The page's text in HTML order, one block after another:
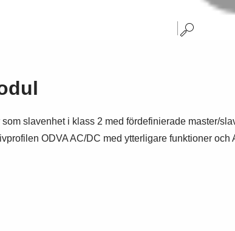
slavenhet i klass 2 med fördefinierade master/
ODVA AC/DC med ytterligare funktioner och